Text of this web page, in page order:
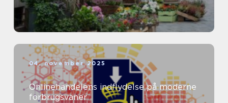
04. november 2025
Onlinehandelens indflydelse på moderne
forbrugsvaner